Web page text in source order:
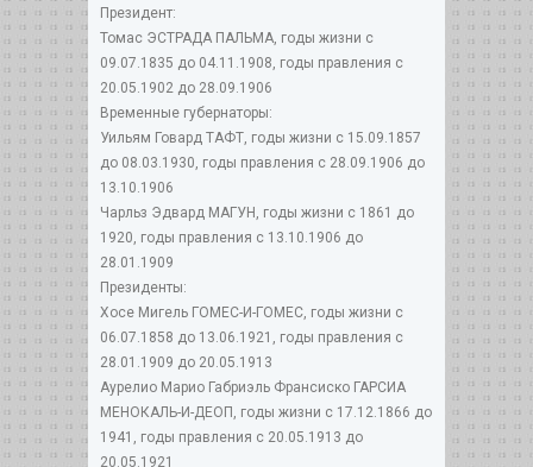
Президент:
Томас ЭСТРАДА ПАЛЬМА, годы жизни с
09.07.1835 до 04.11.1908, годы правления с
20.05.1902 до 28.09.1906
Временные губернаторы:
Уильям Говард ТАФТ, годы жизни с 15.09.1857
до 08.03.1930, годы правления с 28.09.1906 до
13.10.1906
Чарльз Эдвард МАГУН, годы жизни с 1861 до
1920, годы правления с 13.10.1906 до
28.01.1909
Президенты:
Хосе Мигель ГОМЕС-И-ГОМЕС, годы жизни с
06.07.1858 до 13.06.1921, годы правления с
28.01.1909 до 20.05.1913
Аурелио Марио Габриэль Франсиско ГАРСИА
МЕНОКАЛЬ-И-ДЕОП, годы жизни с 17.12.1866 до
1941, годы правления с 20.05.1913 до
20.05.1921